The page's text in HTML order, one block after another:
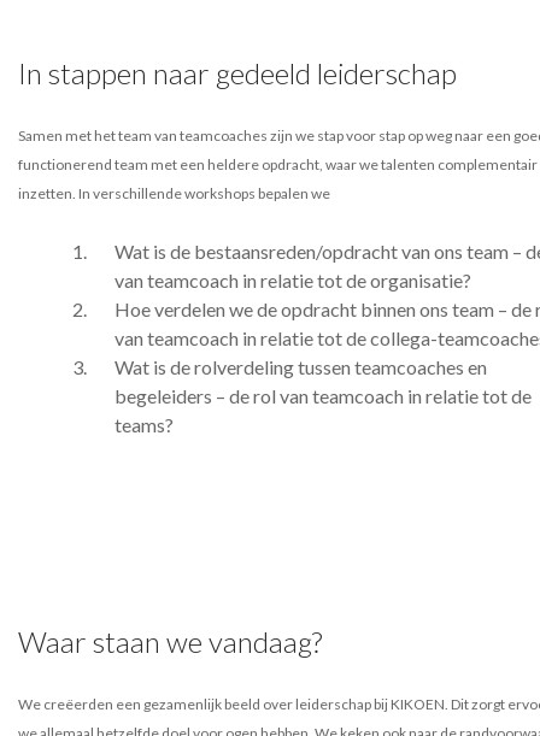
In stappen naar gedeeld leiderschap
Samen met het team van teamcoaches zijn we stap voor stap op weg naar een
functionerend team met een heldere opdracht, waar we talenten complementair
inzetten. In verschillende workshops bepalen we
Wat is de bestaansreden/opdracht van ons team –
van teamcoach in relatie tot de organisatie?
Hoe verdelen we de opdracht binnen ons team – de
van teamcoach in relatie tot de collega-
Wat is de rolverdeling tussen teamcoaches en
begeleiders – de rol van teamcoach in relatie tot de
teams?
Waar staan we vandaag?
We creëerden een gezamenlijk beeld over leiderschap bij KIKOEN. Dit zorgt